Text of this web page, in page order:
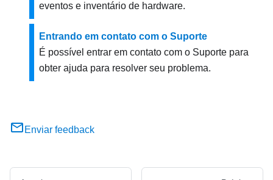
eventos e inventário de hardware.
Entrando em contato com o Suporte
É possível entrar em contato com o Suporte para
obter ajuda para resolver seu problema.
Enviar feedback